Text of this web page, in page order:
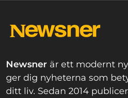
Newsner är ett modernt
ger dig nyheterna som
ditt liv. Sedan 2014